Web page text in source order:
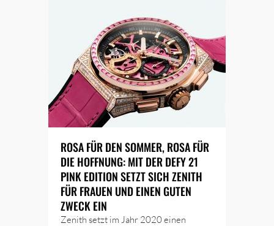
ROSA FÜR DEN SOMMER, ROSA FÜR
DIE HOFFNUNG: MIT DER DEFY 21
PINK EDITION SETZT SICH ZENITH
FÜR FRAUEN UND EINEN GUTEN
ZWECK EIN
Zenith setzt im Jahr 2020 einen